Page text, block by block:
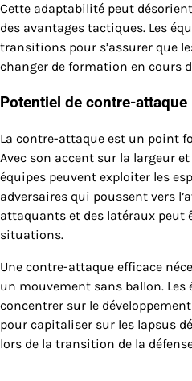
Cette adaptabilité peut
des avantages tactiques. Les
transitions pour s’assurer que
changer de formation en cours
Potentiel de contre-attaque
La contre-attaque est un point
Avec son accent sur la largeur
équipes peuvent exploiter les
adversaires qui poussent vers
attaquants et des latéraux peut
situations.
Une contre-attaque efficace
un mouvement sans ballon. Les
concentrer sur le
pour capitaliser sur les lapsus
lors de la transition de la